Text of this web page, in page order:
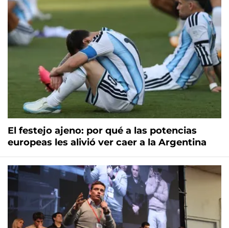
El festejo ajeno: por qué a las potencias
europeas les alivió ver caer a la Argentina